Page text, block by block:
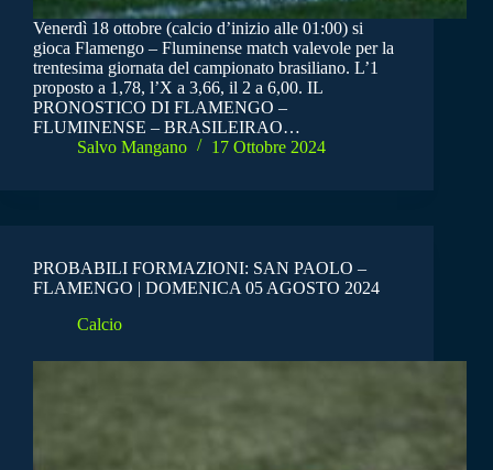
Venerdì 18 ottobre (calcio d’inizio alle 01:00) si
gioca Flamengo – Fluminense match valevole per la
trentesima giornata del campionato brasiliano. L’1
proposto a 1,78, l’X a 3,66, il 2 a 6,00. IL
PRONOSTICO DI FLAMENGO –
FLUMINENSE – BRASILEIRAO…
Salvo Mangano
17 Ottobre 2024
PROBABILI FORMAZIONI: SAN PAOLO –
FLAMENGO | DOMENICA 05 AGOSTO 2024
Calcio